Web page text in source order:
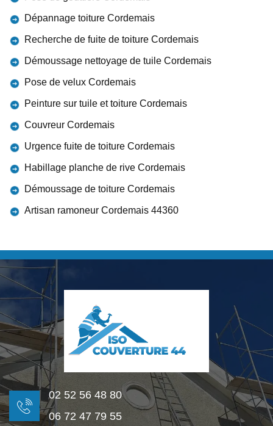
Dépannage toiture Cordemais
Recherche de fuite de toiture Cordemais
Démoussage nettoyage de tuile Cordemais
Pose de velux Cordemais
Peinture sur tuile et toiture Cordemais
Couvreur Cordemais
Urgence fuite de toiture Cordemais
Habillage planche de rive Cordemais
Démoussage de toiture Cordemais
Artisan ramoneur Cordemais 44360
02 52 56 48 80
06 72 47 79 55